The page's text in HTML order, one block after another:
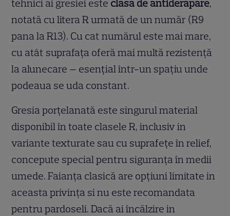
tehnici ai gresiei este clasa de antiderapare,
notată cu litera R urmată de un număr (R9
pana la R13). Cu cat numărul este mai mare,
cu atât suprafața oferă mai multă rezistență
la alunecare — esențial într-un spațiu unde
podeaua se uda constant.
Gresia porțelanată este singurul material
disponibil în toate clasele R, inclusiv in
variante texturate sau cu suprafețe în relief,
concepute special pentru siguranța în medii
umede. Faianța clasică are opțiuni limitate in
aceasta privința si nu este recomandata
pentru pardoseli. Dacă ai încălzire in